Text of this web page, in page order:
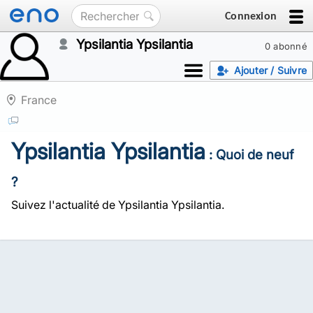
Connexion
0 abonné
Ypsilantia Ypsilantia
Ajouter / Suivre
France
Ypsilantia Ypsilantia : Quoi de neuf
?
Suivez l'actualité de Ypsilantia Ypsilantia.